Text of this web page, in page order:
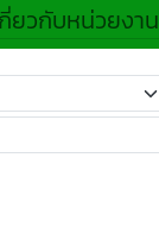
ยวกับหน่วยงาน